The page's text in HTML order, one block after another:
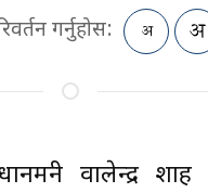
गर्नुहोस:
वालेन्द्र